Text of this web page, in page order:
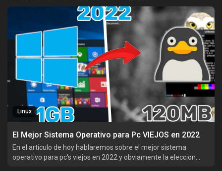
Linux
El Mejor Sistema Operativo para Pc VIEJOS en 2022
En el articulo de hoy hablaremos sobre el mejor sistema
operativo para pc's viejos en 2022 y obviamente la eleccion